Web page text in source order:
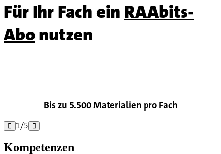
Für Ihr Fach ein RAAbits-
Abonutzen
Bis zu 5.500 Materialien pro Fach
 1/5 
Kompetenzen